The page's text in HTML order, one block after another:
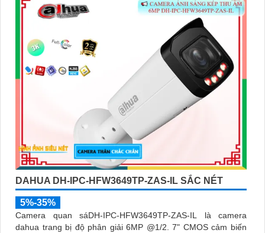
DAHUA DH-IPC-HFW3649TP-ZAS-IL SẮC NÉT
5%-35%
Camera quan sáDH-IPC-HFW3649TP-ZAS-IL là camera
dahua trang bị độ phân giải 6MP @1/2. 7" CMOS cảm biến